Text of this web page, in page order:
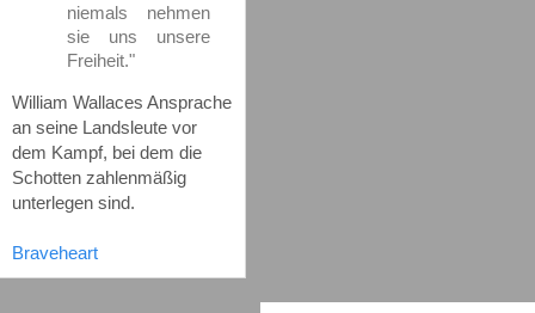
niemals nehmen
sie uns unsere
Freiheit."
William Wallaces Ansprache
an seine Landsleute vor
dem Kampf, bei dem die
Schotten zahlenmäßig
unterlegen sind.
Braveheart